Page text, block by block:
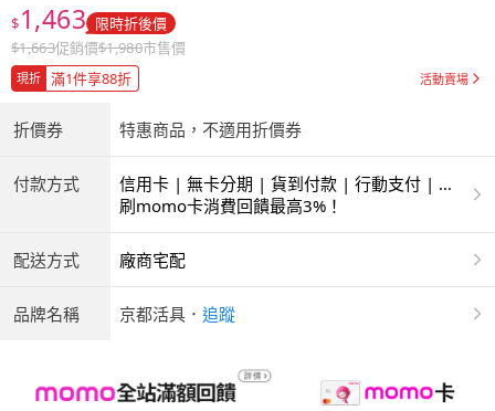
$1,463 限時折後價
$1,663促銷價$1,980市售價
現折 滿1件享88折 活動賣場
折價券 特惠商品，不適用折價券
付款方式
信用卡 | 無卡分期 | 貨到付款 | 行動支付 | 超
商付款 | ATM | 銀聯卡
刷momo卡消費回饋最高3%！
配送方式 廠商宅配
品牌名稱 京都活具 ． 追蹤